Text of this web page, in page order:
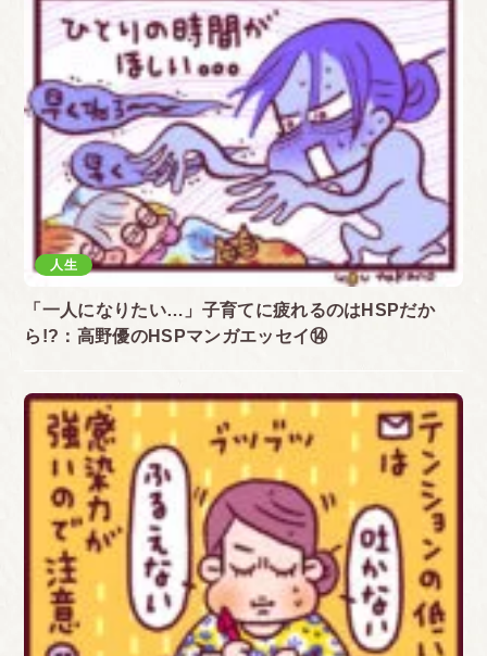
人生
「一人になりたい…」子育てに疲れるのはHSPだか
ら!?：高野優のHSPマンガエッセイ⑭